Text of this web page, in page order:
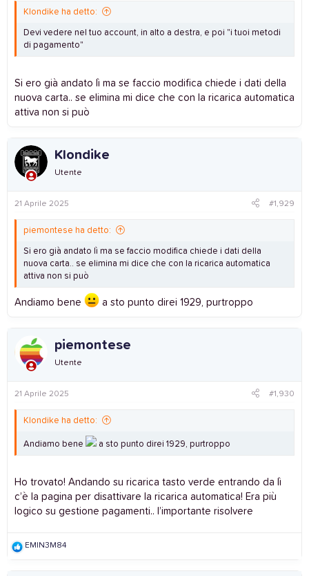
Klondike ha detto:
Devi vedere nel tuo account, in alto a destra, e poi "i tuoi metodi
di pagamento"
Si ero già andato lì ma se faccio modifica chiede i dati della
nuova carta.. se elimina mi dice che con la ricarica automatica
attiva non si può
Klondike
Utente
21 Aprile 2025 #1,929
piemontese ha detto:
Si ero già andato lì ma se faccio modifica chiede i dati della
nuova carta.. se elimina mi dice che con la ricarica automatica
attiva non si può
Andiamo bene a sto punto direi 1929, purtroppo
piemontese
Utente
21 Aprile 2025 #1,930
Klondike ha detto:
Andiamo bene a sto punto direi 1929, purtroppo
Ho trovato! Andando su ricarica tasto verde entrando da lì
c’è la pagina per disattivare la ricarica automatica! Era più
logico su gestione pagamenti.. l’importante risolvere
REMIN3M84